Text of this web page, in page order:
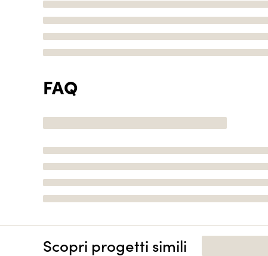
FAQ
Scopri progetti simili